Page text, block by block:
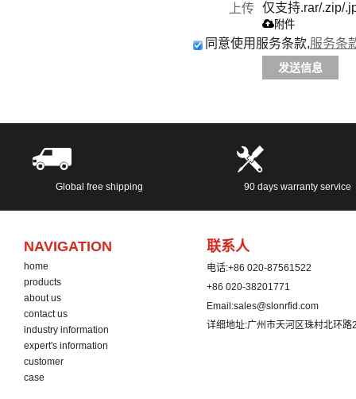
上传 仅支持.rar/.zip/
附件
同意使用服务条款,服务条
发送信息
Global free shipping 90 days warranty service
NAVIGATION
home
products
about us
contact us
industry information
expert's information
customer
case
联系人
电话:+86 020-87561522
+86 020-38201771
Email:sales@slonrfid.com
详细地址:广州市天河区珠村北环